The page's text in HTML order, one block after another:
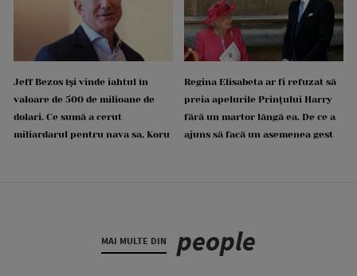
Jeff Bezos își vinde iahtul în
valoare de 500 de milioane de
dolari. Ce sumă a cerut
miliardarul pentru nava sa, Koru
Regina Elisabeta ar fi refuzat să
preia apelurile Prințului Harry
fără un martor lângă ea. De ce a
ajuns să facă un asemenea gest
MAI MULTE DIN people